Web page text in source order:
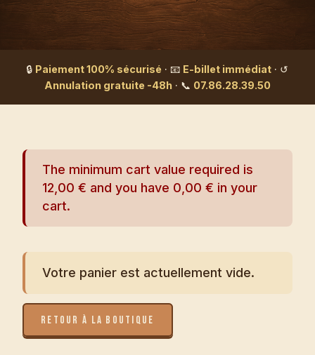
🔒 Paiement 100% sécurisé · 📧 E-billet immédiat · ↺
Annulation gratuite -48h· 📞 07.86.28.39.50
The minimum cart value required is
12,00 € and you have 0,00 € in your
cart.
Votre panier est actuellement vide.
RETOUR À LA BOUTIQUE